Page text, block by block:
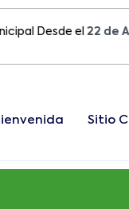
el22 de Agosto
Sitio